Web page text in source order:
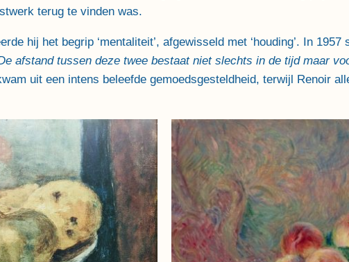
terug te vinden was.
hij het begrip ‘mentaliteit’, afgewisseld met ‘houding’. In 1957
afstand tussen deze twee bestaat niet slechts in de tijd maar
uit een intens beleefde gemoedsgesteldheid, terwijl Renoir